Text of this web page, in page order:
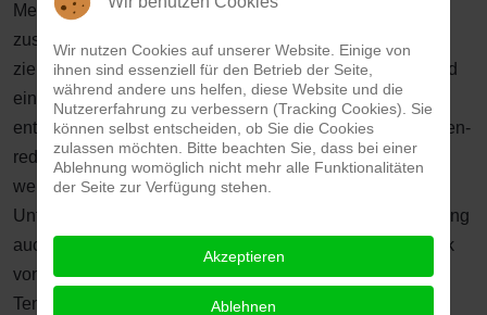
Mengenanfragen über keine großen Sonderpreise oder
zusätzliche Spezialvergünstigungen. Wir bewegen uns
zielgerichtet auf einem konstant hohen Qualitätslevel, und
ein gewisser Qualitätsanspruch verursacht einfach auch
entsprechende Kosten, die wir trotz Einbindung von kosten-
reduzierenden Fernost-Dienstleistungen, bewusst nicht
weiter senken wollen. Wir beanspruchen als ein
Unternehmen der ersten Stunde in diesem Zusammenhang
auch eine gewisse Führungsrolle, nicht jedem Preisdruck
von einzelnen neuen Mitbewerbern nachzugeben. Die
Tendenz unserer Kunden zeigt uns vielmehr einen
Wir nutzen Cookies auf unserer Website. Einige von
ihnen sind essenziell für den Betrieb der Seite,
während andere uns helfen, diese Website und die
Nutzererfahrung zu verbessern (Tracking Cookies). Sie
können selbst entscheiden, ob Sie die Cookies
zulassen möchten. Bitte beachten Sie, dass bei einer
Ablehnung womöglich nicht mehr alle Funktionalitäten
der Seite zur Verfügung stehen.
Akzeptieren
Ablehnen